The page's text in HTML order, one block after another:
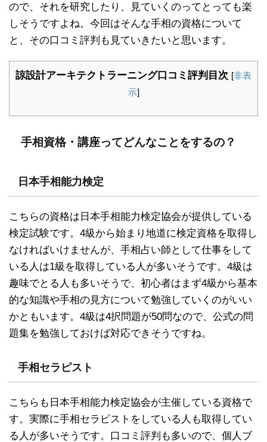
ので、それを研究したり、見ていくのってとっても楽
しそうですよね。今回はそんな手相の資格について
と、その口コミ評判も見ていきたいと思います。
諒設計アーキテクトラーニング口コミ評判目次 [非表
示]
手相資格・講座ってどんなことをするの？
日本手相能力検定
こちらの資格は日本手相能力検定協会が提供している
検定試験です。4級から始まり地道に検定資格を取得し
なければいけませんが、手相占い師として仕事をして
いる人は1級を取得している人が多いそうです。4級は
趣味でとる人も多いそうで、初心者はまず4級から基本
的な知識や手相の見方について勉強していくのがいい
かともいます。4級は4択問題が50問なので、公式の問
題集を勉強しておけば対応できそうですね。
手相セラピスト
こちらも日本手相能力検定協会が主催している資格で
す。実際に手相セラピストをしている人も取得してい
る人が多いそうです。口コミ評判も多いので、個人ブ